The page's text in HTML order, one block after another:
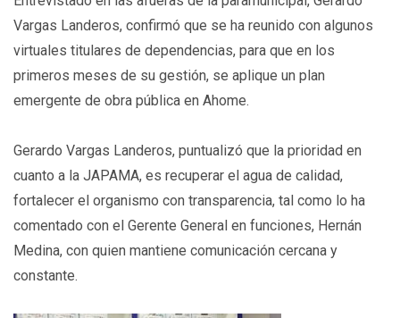
Vargas Landeros, confirmó que se ha reunido con algunos
virtuales titulares de dependencias, para que en los
primeros meses de su gestión, se aplique un plan
emergente de obra pública en Ahome.
Gerardo Vargas Landeros, puntualizó que la prioridad en
cuanto a la JAPAMA, es recuperar el agua de calidad,
fortalecer el organismo con transparencia, tal como lo ha
comentado con el Gerente General en funciones, Hernán
Medina, con quien mantiene comunicación cercana y
constante.